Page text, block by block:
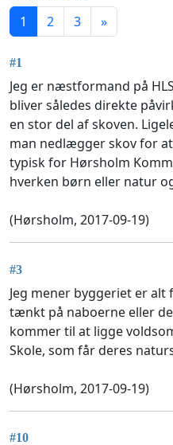
1 2 3 »
#1
Jeg er næstformand på
bliver således direkte
en stor del af skoven.
man nedlægger skov for
typisk for Hørsholm
hverken børn eller natur
(Hørsholm, 2017-09-19)
#3
Jeg mener byggeriet er
tænkt på naboerne eller
kommer til at ligge
Skole, som får deres
(Hørsholm, 2017-09-19)
#10